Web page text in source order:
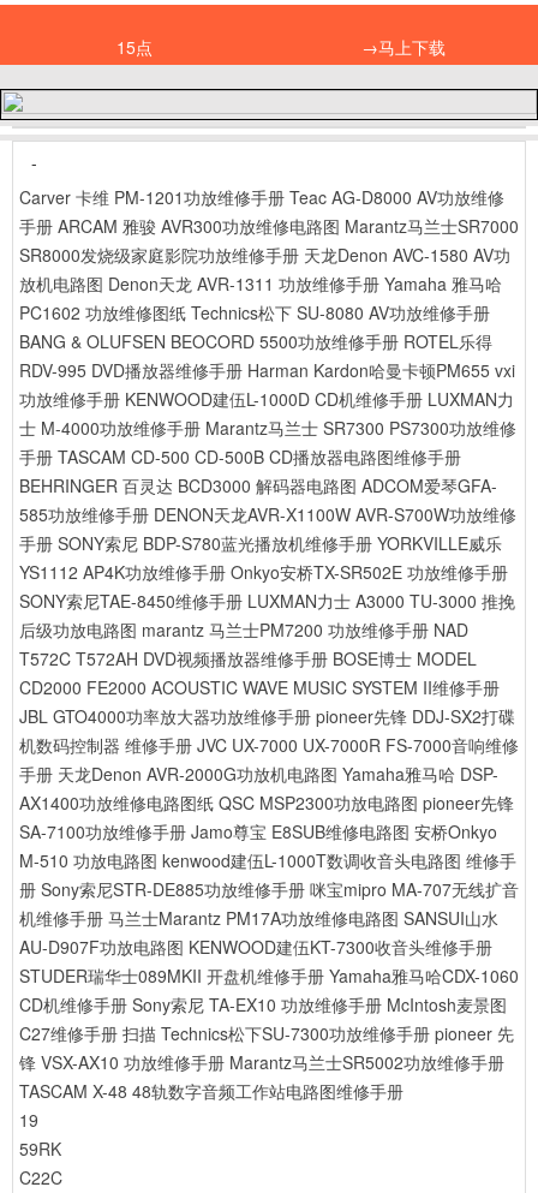
15点 →马上下载
-
Carver 卡维 PM-1201功放维修手册 Teac AG-D8000 AV功放维修
手册 ARCAM 雅骏 AVR300功放维修电路图 Marantz马兰士SR7000
SR8000发烧级家庭影院功放维修手册 天龙Denon AVC-1580 AV功
放机电路图 Denon天龙 AVR-1311 功放维修手册 Yamaha 雅马哈
PC1602 功放维修图纸 Technics松下 SU-8080 AV功放维修手册
BANG & OLUFSEN BEOCORD 5500功放维修手册 ROTEL乐得
RDV-995 DVD播放器维修手册 Harman Kardon哈曼卡顿PM655 vxi
功放维修手册 KENWOOD建伍L-1000D CD机维修手册 LUXMAN力
士 M-4000功放维修手册 Marantz马兰士 SR7300 PS7300功放维修
手册 TASCAM CD-500 CD-500B CD播放器电路图维修手册
BEHRINGER 百灵达 BCD3000 解码器电路图 ADCOM爱琴GFA-
585功放维修手册 DENON天龙AVR-X1100W AVR-S700W功放维修
手册 SONY索尼 BDP-S780蓝光播放机维修手册 YORKVILLE威乐
YS1112 AP4K功放维修手册 Onkyo安桥TX-SR502E 功放维修手册
SONY索尼TAE-8450维修手册 LUXMAN力士 A3000 TU-3000 推挽
后级功放电路图 marantz 马兰士PM7200 功放维修手册 NAD
T572C T572AH DVD视频播放器维修手册 BOSE博士 MODEL
CD2000 FE2000 ACOUSTIC WAVE MUSIC SYSTEM II维修手册
JBL GTO4000功率放大器功放维修手册 pioneer先锋 DDJ-SX2打碟
机数码控制器 维修手册 JVC UX-7000 UX-7000R FS-7000音响维修
手册 天龙Denon AVR-2000G功放机电路图 Yamaha雅马哈 DSP-
AX1400功放维修电路图纸 QSC MSP2300功放电路图 pioneer先锋
SA-7100功放维修手册 Jamo尊宝 E8SUB维修电路图 安桥Onkyo
M-510 功放电路图 kenwood建伍L-1000T数调收音头电路图 维修手
册 Sony索尼STR-DE885功放维修手册 咪宝mipro MA-707无线扩音
机维修手册 马兰士Marantz PM17A功放维修电路图 SANSUI山水
AU-D907F功放电路图 KENWOOD建伍KT-7300收音头维修手册
STUDER瑞华士089MKII 开盘机维修手册 Yamaha雅马哈CDX-1060
CD机维修手册 Sony索尼 TA-EX10 功放维修手册 McIntosh麦景图
C27维修手册 扫描 Technics松下SU-7300功放维修手册 pioneer 先
锋 VSX-AX10 功放维修手册 Marantz马兰士SR5002功放维修手册
TASCAM X-48 48轨数字音频工作站电路图维修手册
19
59RK
C22C